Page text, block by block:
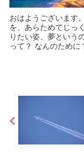
おはようございます
を、あらためてじっ
りたい姿、夢という
って？ なんのために